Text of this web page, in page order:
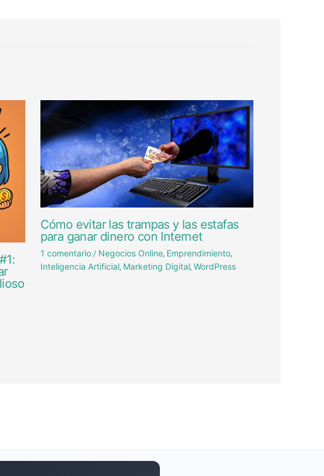
Cómo evitar las trampas y las estafas
para ganar dinero con Internet
1 comentario / Negocios Online, Emprendimiento,
Inteligencia Artificial, Marketing Digital, WordPress